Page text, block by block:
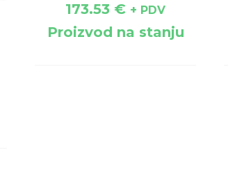
173.53 € + PDV
Proizvod na stanju